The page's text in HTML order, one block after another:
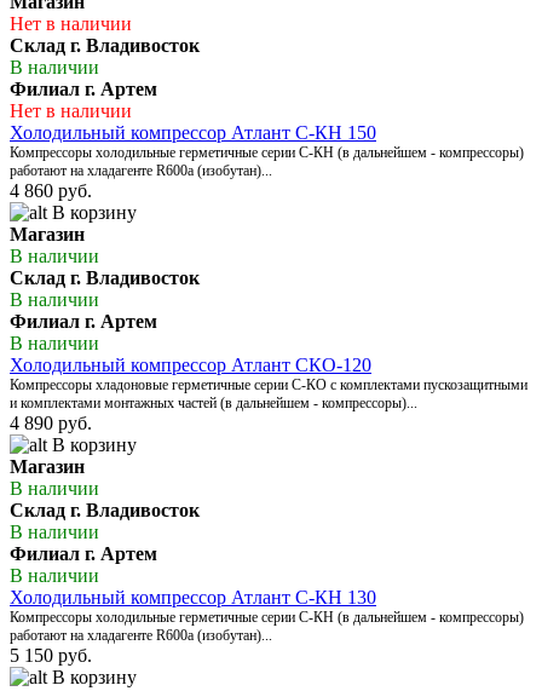
Нет в наличии
Склад г. Владивосток
В наличии
Филиал г. Артем
Нет в наличии
Холодильный компрессор Атлант С-КН 150
Компрессоры холодильные герметичные серии С-КН (в дальнейшем - компрессоры)
работают на хладагенте R600a (изобутан)...
4 860 руб.
В корзину
Магазин
В наличии
Склад г. Владивосток
В наличии
Филиал г. Артем
В наличии
Холодильный компрессор Атлант СКО-120
Компрессоры хладоновые герметичные серии С-КО с комплектами пускозащитными
и комплектами монтажных частей (в дальнейшем - компрессоры)...
4 890 руб.
В корзину
Магазин
В наличии
Склад г. Владивосток
В наличии
Филиал г. Артем
В наличии
Холодильный компрессор Атлант С-КН 130
Компрессоры холодильные герметичные серии С-КН (в дальнейшем - компрессоры)
работают на хладагенте R600a (изобутан)...
5 150 руб.
В корзину